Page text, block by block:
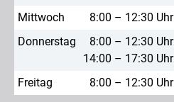
Mittwoch
8:00 – 12:30 Uhr
Donnerstag
8:00 – 12:30 Uhr
14:00 – 17:30 Uhr
Freitag
8:00 – 12:30 Uhr